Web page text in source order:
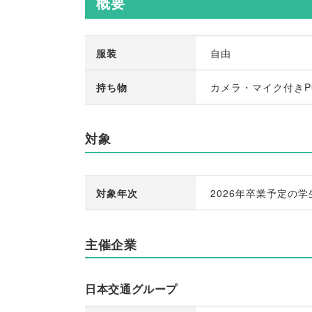
服装 自由
持ち物 カメラ・マイク付き
対象
対象年次 2026年卒業予定の学
主催企業
日本交通グループ